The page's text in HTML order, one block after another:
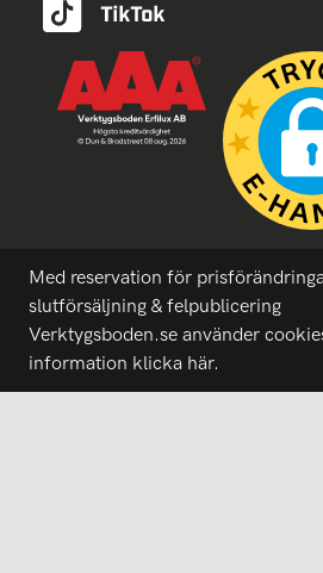
Med reservation för
slutförsäljning & felpublicering
Verktygsboden.se använder
information klicka här.